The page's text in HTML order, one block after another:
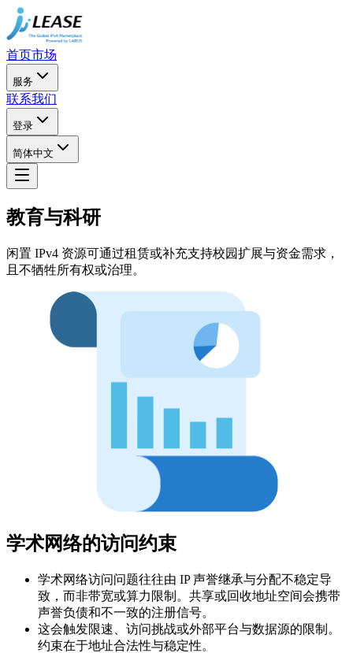
首页市场
服务
联系我们
登录
简体中文
教育与科研
闲置 IPv4 资源可通过租赁或补充支持校园扩展与资金需求，
且不牺牲所有权或治理。
学术网络的访问约束
学术网络访问问题往往由 IP 声誉继承与分配不稳定导
致，而非带宽或算力限制。共享或回收地址空间会携带
声誉负债和不一致的注册信号。
这会触发限速、访问挑战或外部平台与数据源的限制。
约束在于地址合法性与稳定性。